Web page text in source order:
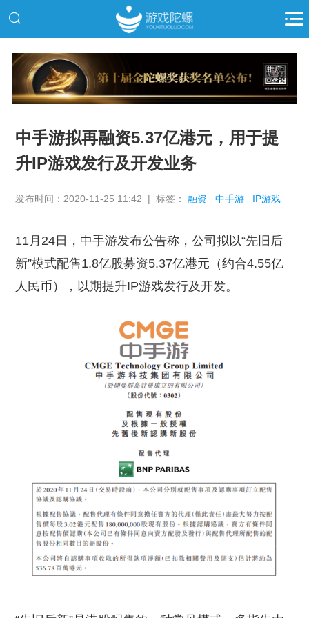
推广
中手游拟再融资5.37亿港元，用于提
升IP游戏发行及开发业务
发布时间：2020-11-25 11:42 | 标签：融资 中手游 IP游戏
11月24日，中手游发布公告称，公司拟以“先旧后
新”模式配售1.8亿股募资5.37亿港元（约合4.55亿
人民币），以期提升IP游戏发行及开发。